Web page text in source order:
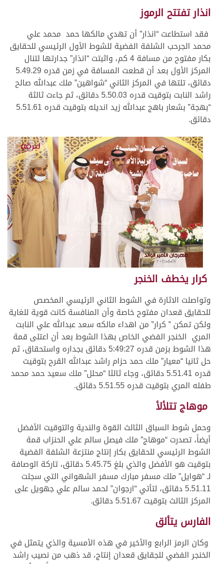
انذار تفتتح الرموز
فقد استطاعت “انذار” أن تهدي مالكها حمد محمد علي
محمد الجرحب الشلفة الفضية للشوط الأول الرئيسي للحقايق
بكار مفتوح من مسافة 4 كم، واثبتت “انذار” جدارتها لتنال
المركز الأول بعد أن قطعت المسافة في زمن قدره 5.49.29
دقائق، تلتها في المركز الثاني “شواهين” ملك عبدالله صالح
راشد النابت بتوقيت قدره 5.50.03 دقائق، ثم جاءت ثالثة
“بهجة” بشعار باهج عبدالله زيد انديله بتوقيت قدره 5.51.61
دقائق.
كرار يخطف الخنجر
وتواصلت الاثارة في الشوط الثاني الرئيسي المخصص
للحقايق قعدان مفتوح خاصة وأن المنافسة كانت قوية للغاية
ولكن تمكن ” كرار” من اهداء مالكه سعد عبدالله علي النابت
المري الخنجر الفضي الخاص بهذا الشوط بعد أن اعتلى قمة
هذا الشوط بزمن قدره 5:49:27 دقائق بجداره واستحقاق، ثم
حل ثانيا “معيار” ملك حمد حزام راشد عبدالله القرح بتوقيت
قدره 5.51.41 دقائق، وجاء ثالثا “محلل” ملك سعيد حمد محمد
طفله المري بتوقيت قدره 5.51.55 دقائق.
موهاج تتلألأ
وحمل شوط السباق الثالث القوة والندية والتوقيت الأفضل
أيضاً، تصدرت “موهاج” ملك فيصل سالم علي الحنزاب قمة
الشوط الرئيسي للحقايق بكار إنتاج منتزعة الشلفة الفضية
بتوقيت هو الأفضل والذي بلغ 5.45.75 دقائق، تاركة الوصافة
لـ “هوايل” ملك مسفر مبارك مسفر الشهواني التي سجلت
5.51.11 دقائق، لتأتي “ارجوان” لحمد سالم علي جهويل على
المركز الثالث بتوقيت 5.51.67 دقائق.
الفارس يتألق
وكان الرمز الرابع والأخير في هذه الأمسية والذي يتمثل في
الخنجر الفضي للجقايق قعدان إنتاج، قد ذهب من نصيب راشد